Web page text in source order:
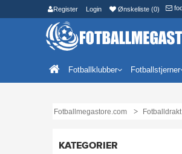
Register Login Ønskeliste (0)
Fotballklubber Fotballstjerner
Fotballmegastore.com
KATEGORIER